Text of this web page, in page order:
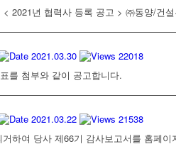
등록 공고 > ㈜동양/건설부
2021.03.30
22018
를 첨부와 같이 공고합니다.
2021.03.22
21538
하여 당사 제66기 감사보고서를 홈페이